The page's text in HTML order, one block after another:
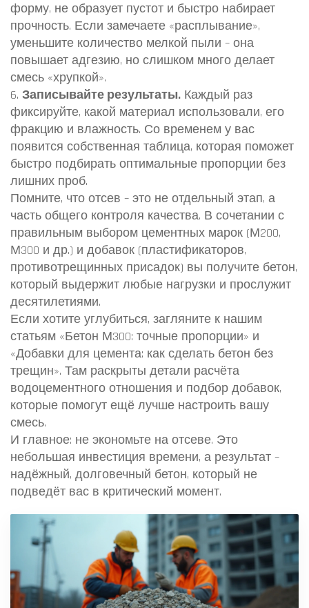
форму, не образует пустот и быстро набирает
прочность. Если замечаете «расплывание»,
уменьшите количество мелкой пыли – она
повышает адгезию, но слишком много делает
смесь «хрупкой».
6. Записывайте результаты. Каждый раз
фиксируйте, какой материал использовали, его
фракцию и влажность. Со временем у вас
появится собственная таблица, которая поможет
быстро подбирать оптимальные пропорции без
лишних проб.
Помните, что отсев – это не отдельный этап, а
часть общего контроля качества. В сочетании с
правильным выбором цементных марок (М200,
М300 и др.) и добавок (пластификаторов,
противотрещинных присадок) вы получите бетон,
который выдержит любые нагрузки и прослужит
десятилетиями.
Если хотите углубиться, загляните к нашим
статьям «Бетон М300: точные пропорции» и
«Добавки для цемента: как сделать бетон без
трещин». Там раскрыты детали расчёта
водоцементного отношения и подбор добавок,
которые помогут ещё лучше настроить вашу
смесь.
И главное: не экономьте на отсеве. Это
небольшая инвестиция времени, а результат –
надёжный, долговечный бетон, который не
подведёт вас в критический момент.